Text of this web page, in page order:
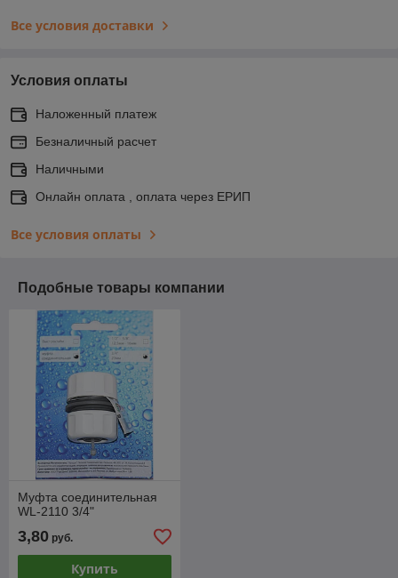
Все условия доставки
Условия оплаты
Наложенный платеж
Безналичный расчет
Наличными
Онлайн оплата , оплата через ЕРИП
Все условия оплаты
Подобные товары компании
Муфта соединительная
WL-2110 3/4"
3,80 руб.
Купить